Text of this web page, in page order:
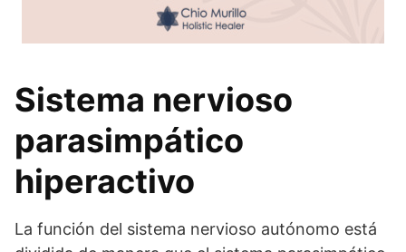
Sistema nervioso
parasimpático
hiperactivo
La función del sistema nervioso autónomo está